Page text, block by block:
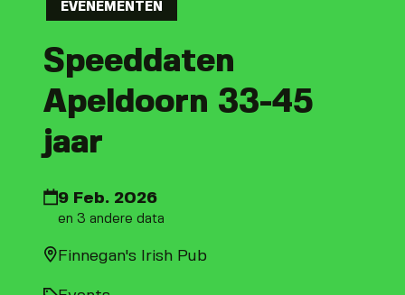
EVENEMENTEN
Speeddaten
Apeldoorn 33-45
jaar
9 Feb. 2026
en 3 andere data
Finnegan's Irish Pub